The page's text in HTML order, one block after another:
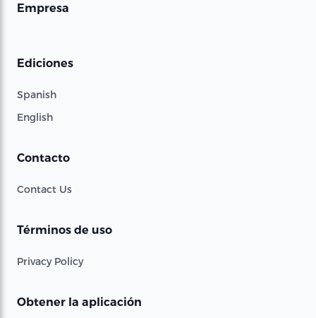
Empresa
Ediciones
Spanish
English
Contacto
Contact Us
Términos de uso
Privacy Policy
Obtener la aplicación